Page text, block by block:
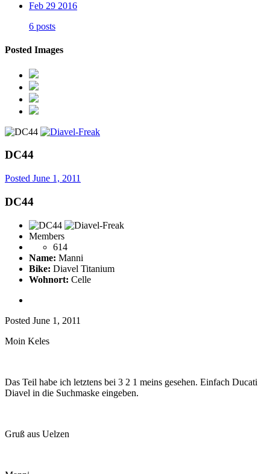
Feb 29 2016
6 posts
Posted Images
DC44
Posted June 1, 2011
DC44
Members
614
Name: Manni
Bike: Diavel Titanium
Wohnort: Celle
Posted June 1, 2011
Moin Keles
Das Teil habe ich letztens bei 3 2 1 meins gesehen. Einfach Ducati
Diavel in die Suchmaske eingeben.
Gruß aus Uelzen